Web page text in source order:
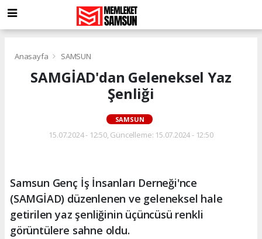
Anasayfa SAMSUN
SAMGİAD'dan Geleneksel Yaz
Şenliği
SAMSUN
15.07.2024 - 12:50, Güncelleme: 15.07.2024 - 12:50
Samsun Genç İş İnsanları Derneği'nce
(SAMGİAD) düzenlenen ve geleneksel hale
getirilen yaz şenliğinin üçüncüsü renkli
görüntülere sahne oldu.